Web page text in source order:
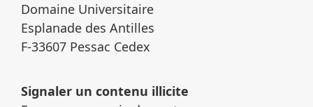
Domaine Universitaire
Esplanade des Antilles
F-33607 Pessac Cedex
Signaler un contenu illicite